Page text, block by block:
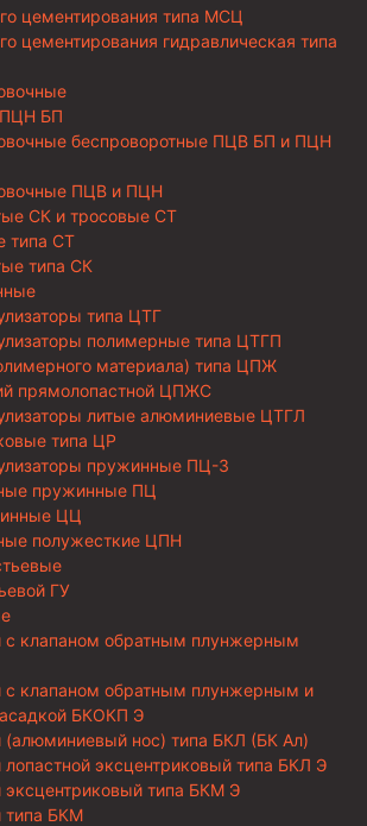
цементирования типа МСЦ
цементирования гидравлическая типа
БП
беспроворотные ПЦВ БП и ПЦН
ПЦВ и ПЦН
СК и тросовые СТ
типа СТ
типа СК
типа ЦТГ
полимерные типа ЦТГП
материала) типа ЦПЖ
прямолопастной ЦПЖС
литые алюминиевые ЦТГЛ
типа ЦР
пружинные ПЦ-3
пружинные ПЦ
ЦЦ
полужесткие ЦПН
ГУ
клапаном обратным плунжерным
клапаном обратным плунжерным и
БКОКП Э
нос) типа БКЛ (БК Ал)
эксцентриковый типа БКЛ Э
типа БКМ Э
типа БКМ